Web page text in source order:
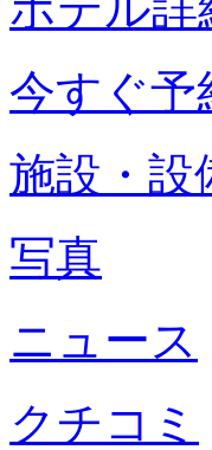
今すぐ予
施設・設
写真
ニュース
クチコミ